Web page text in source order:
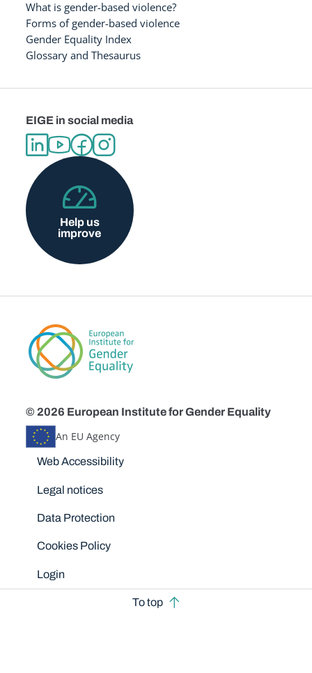
What is gender-based violence?
Forms of gender-based violence
Gender Equality Index
Glossary and Thesaurus
EIGE in social media
Help us
improve
© 2026 European Institute for Gender Equality
An EU Agency
Disclaimers
Web Accessibility
Legal notices
Data Protection
Cookies Policy
Login
To top